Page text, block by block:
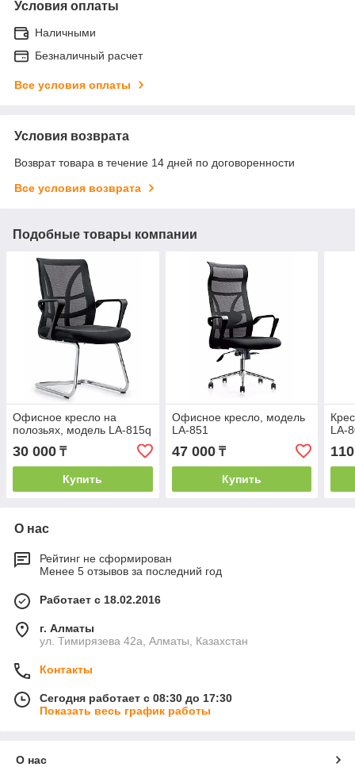
Условия оплаты
Наличными
Безналичный расчет
Все условия оплаты
Условия возврата
Возврат товара в течение 14 дней по договоренности
Все условия возврата
Подобные товары компании
Офисное кресло на
полозьях, модель LA-815q
30 000 ₸
Купить
Офисное кресло, модель
LA-851
47 000₸
Купить
LA-
О нас
Рейтинг не сформирован
Менее 5 отзывов за последний год
Работает с 18.02.2016
г. Алматы
ул. Тимирязева 42а, Алматы, Казахстан
Контакты
Сегодня работает с 08:30 до 17:30
Показать весь график работы
О нас